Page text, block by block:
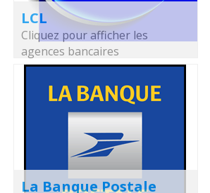
LCL
Cliquez pour afficher les
agences bancaires
La Banque Postale